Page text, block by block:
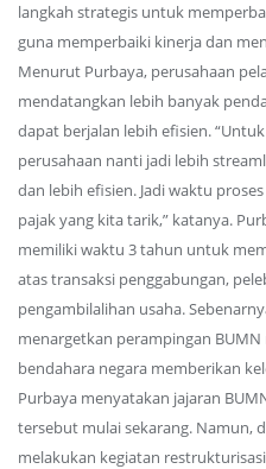
langkah strategis untuk
guna memperbaiki kinerja dan
Menurut Purbaya, perusahaan
mendatangkan lebih banyak
dapat berjalan lebih efisien.
perusahaan nanti jadi lebih
dan lebih efisien. Jadi waktu
pajak yang kita tarik,” katanya.
memiliki waktu 3 tahun untuk
atas transaksi penggabungan,
pengambilalihan usaha.
menargetkan perampingan
bendahara negara memberikan
Purbaya menyatakan jajaran
tersebut mulai sekarang. Namun,
melakukan kegiatan